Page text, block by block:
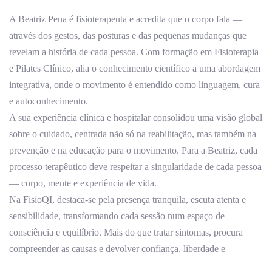
A Beatriz Pena é fisioterapeuta e acredita que o corpo fala —
através dos gestos, das posturas e das pequenas mudanças que
revelam a história de cada pessoa. Com formação em Fisioterapia
e Pilates Clínico, alia o conhecimento científico a uma abordagem
integrativa, onde o movimento é entendido como linguagem, cura
e autoconhecimento.
A sua experiência clínica e hospitalar consolidou uma visão global
sobre o cuidado, centrada não só na reabilitação, mas também na
prevenção e na educação para o movimento. Para a Beatriz, cada
processo terapêutico deve respeitar a singularidade de cada pessoa
— corpo, mente e experiência de vida.
Na FisioQI, destaca-se pela presença tranquila, escuta atenta e
sensibilidade, transformando cada sessão num espaço de
consciência e equilíbrio. Mais do que tratar sintomas, procura
compreender as causas e devolver confiança, liberdade e